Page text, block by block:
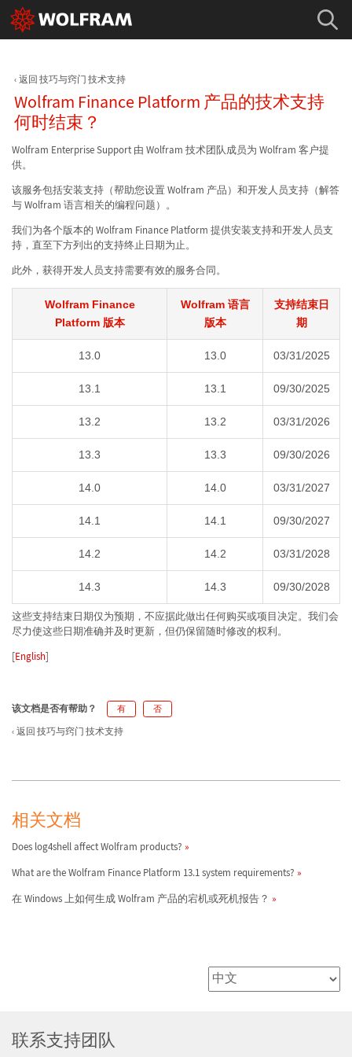
返回 技巧与窍门 技术支持
Wolfram Finance Platform 产品的技术支持
何时结束？
Wolfram Enterprise Support 由 Wolfram 技术团队成员为 Wolfram 客户提
供。
该服务包括安装支持（帮助您设置 Wolfram 产品）和开发人员支持（解答
与 Wolfram 语言相关的编程问题）。
我们为各个版本的 Wolfram Finance Platform 提供安装支持和开发人员支
持，直至下方列出的支持终止日期为止。
此外，获得开发人员支持需要有效的服务合同。
Wolfram Finance
Platform 版本
Wolfram 语言
版本
支持结束日
期
13.0 13.0 03/31/2025
13.1 13.1 09/30/2025
13.2 13.2 03/31/2026
13.3 13.3 09/30/2026
14.0 14.0 03/31/2027
14.1 14.1 09/30/2027
14.2 14.2 03/31/2028
14.3 14.3 09/30/2028
这些支持结束日期仅为预期，不应据此做出任何购买或项目决定。我们会
尽力使这些日期准确并及时更新，但仍保留随时修改的权利。
[English]
该文档是否有帮助？ 有 否
返回 技巧与窍门 技术支持
相关文档
Does log4shell affect Wolfram products?
What are the Wolfram Finance Platform 13.1 system requirements?
在 Windows 上如何生成 Wolfram 产品的宕机或死机报告？
联系支持团队